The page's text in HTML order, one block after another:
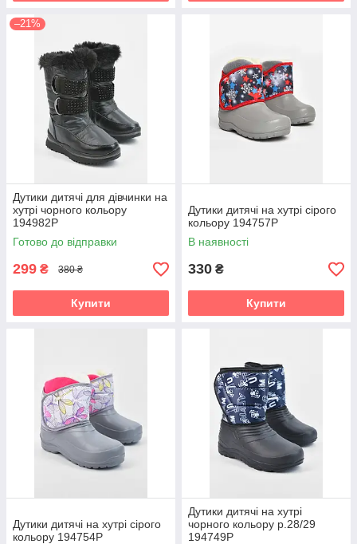
–21%
Дутики дитячі для дівчинки на
хутрі чорного кольору
194982P
Готово до відправки
299 ₴ 380 ₴
Купити
Дутики дитячі на хутрі сірого
кольору 194757P
В наявності
330 ₴
Купити
Дутики дитячі на хутрі сірого
кольору 194754P
Дутики дитячі на хутрі
чорного кольору р.28/29
194749P